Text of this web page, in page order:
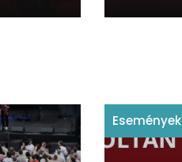
Események